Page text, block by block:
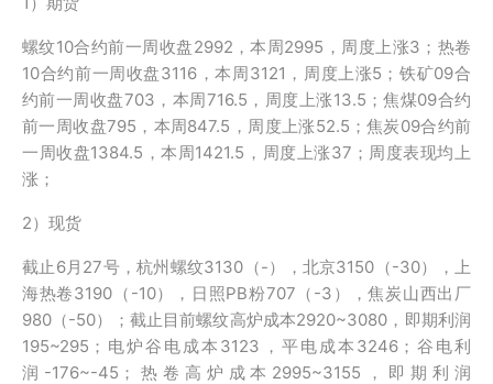
螺纹10合约前一周收盘2992，本周2995，周度上涨3；热卷
10合约前一周收盘3116，本周3121，周度上涨5；铁矿09合
约前一周收盘703，本周716.5，周度上涨13.5；焦煤09合约
前一周收盘795，本周847.5，周度上涨52.5；焦炭09合约前
一周收盘1384.5，本周1421.5，周度上涨37；周度表现均上
涨；
2）现货
截止6月27号，杭州螺纹3130（-），北京3150（-30），上
海热卷3190（-10），日照PB粉707（-3），焦炭山西出厂
980（-50）；截止目前螺纹高炉成本2920~3080，即期利润
195~295；电炉谷电成本3123，平电成本3246；谷电利
润-176~-45；热卷高炉成本2995~3155，即期利润